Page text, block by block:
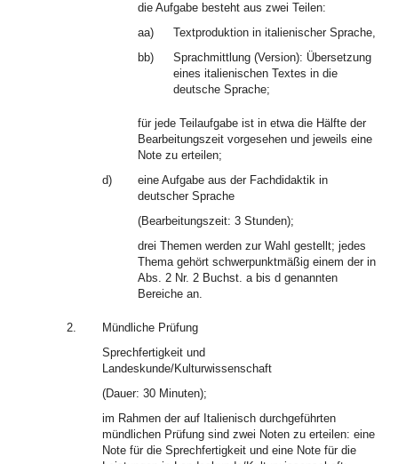
die Aufgabe besteht aus zwei Teilen:
aa)
Textproduktion in italienischer Sprache,
bb)
Sprachmittlung (Version): Übersetzung
eines italienischen Textes in die
deutsche Sprache;
für jede Teilaufgabe ist in etwa die Hälfte der
Bearbeitungszeit vorgesehen und jeweils eine
Note zu erteilen;
d)
eine Aufgabe aus der Fachdidaktik in
deutscher Sprache
(Bearbeitungszeit: 3 Stunden);
drei Themen werden zur Wahl gestellt; jedes
Thema gehört schwerpunktmäßig einem der in
Abs. 2 Nr. 2 Buchst. a bis d genannten
Bereiche an.
2.
Mündliche Prüfung
Sprechfertigkeit und
Landeskunde/Kulturwissenschaft
(Dauer: 30 Minuten);
im Rahmen der auf Italienisch durchgeführten
mündlichen Prüfung sind zwei Noten zu erteilen: eine
Note für die Sprechfertigkeit und eine Note für die